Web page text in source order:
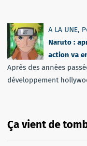
A LA UNE,
Naruto :
action va
Après des années
développement
Ça vient de